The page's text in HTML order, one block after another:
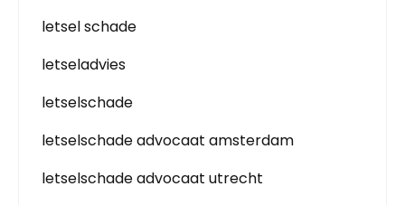
letsel schade
letseladvies
letselschade
letselschade advocaat amsterdam
letselschade advocaat utrecht